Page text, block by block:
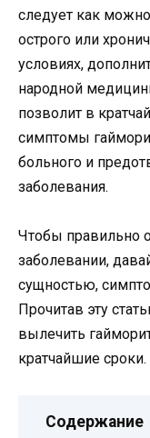
следует как
острого или
условиях,
народной
позволит в
симптомы
больного и
заболевания.
Чтобы правильно
заболевании,
сущностью,
Прочитав эту
вылечить
кратчайшие сроки.
Содержание